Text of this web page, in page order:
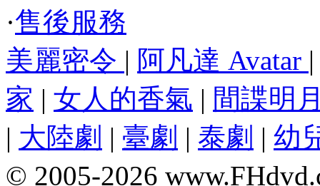
·售後服務
美麗密令 | 阿凡達 Avatar
家 | 女人的香氣 | 間諜明
| 大陸劇 | 臺劇 | 泰劇 | 幼
© 2005-2026